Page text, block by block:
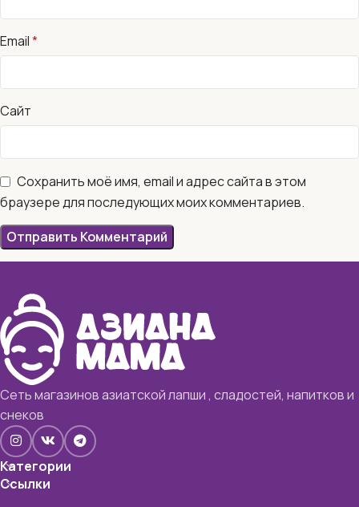
Email*
Сайт
Сохранить моё имя, email и адрес сайта в этом
браузере для последующих моих комментариев.
Сеть магазинов азиатской лапши , сладостей, напитков и
снеков
Категории
Ссылки